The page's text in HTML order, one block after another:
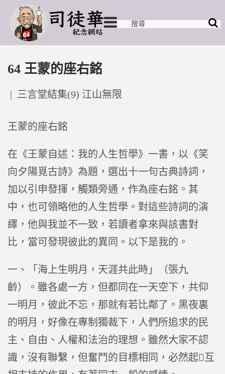
64 王蒙的座右銘
Posted
三言堂結集(9) 江山無限
王蒙的座右銘
在《王蒙自述：我的人生哲學》一書，以《笑
向夕陽覓古詩》為題，選出十一句古典詩詞，
加以引申發揮，觸類旁通，作為座右銘。其
中，也可領略他的人生哲學。對這些詩詞的演
繹，他與我並不一致，若讀者拿來與該書對
比，當可發現彼此的異同。以下是我的。
一、「海上生明月，天涯共此時」（張九
齡）。雖各處一方，但都同在一天空下，共仰
一明月，彼此不忘，那就有若比鄰了。黑夜裏
的明月，好像在專制獨裁下，人們所追求的民
主、自由、人權和法治的理想。雖然大家不認
識，沒有聯繫，但奮鬥的目標相同，必然起互